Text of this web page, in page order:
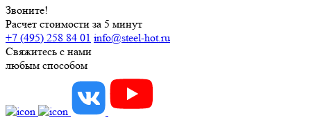
Звоните!
Расчет стоимости за 5 минут
+7 (495) 258 84 01 info@steel-hot.ru
Свяжитесь с нами
любым способом